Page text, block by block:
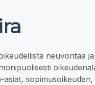
neuvontaa ja
sopimusoikeuden,